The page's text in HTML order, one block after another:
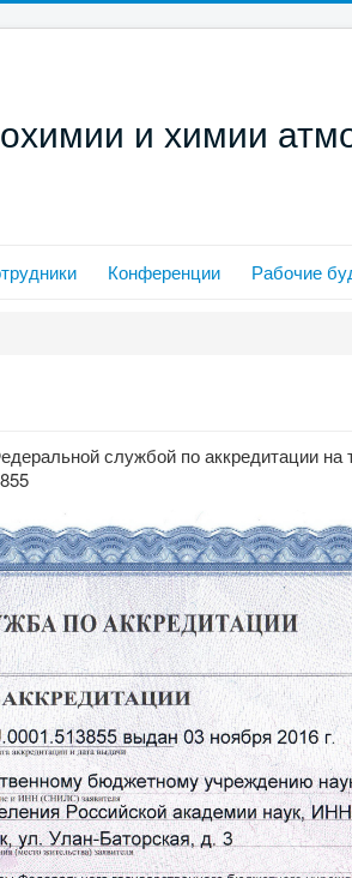
и химии
Конференции Рабочие
службой по аккредитации на